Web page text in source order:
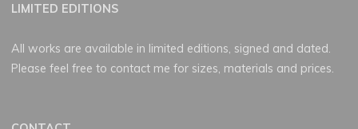
LIMITED EDITIONS
All works are available in limited editions, signed and dated.
Please feel free to contact me for sizes, materials and prices.